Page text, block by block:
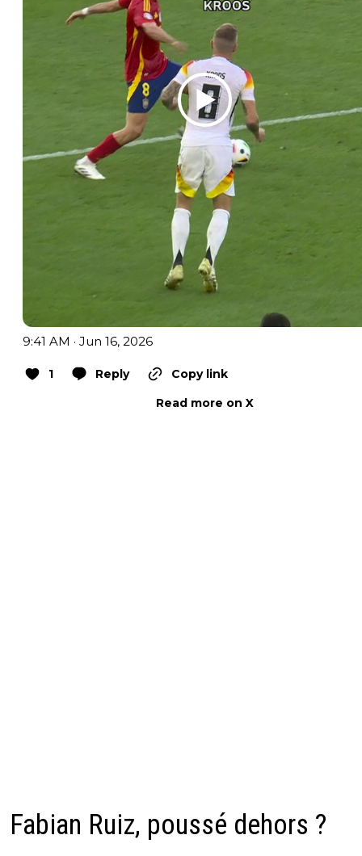
9:41 AM · Jun 16, 2026
1 Reply
Copy link
Read more on X
Fabian Ruiz, poussé dehors ?